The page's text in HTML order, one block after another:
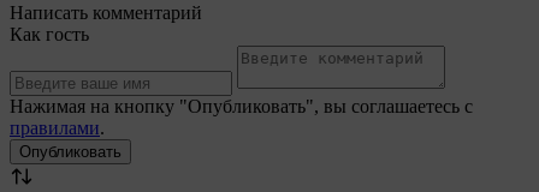
Написать комментарий
Как гость
Нажимая на кнопку "Опубликовать", вы соглашаетесь с
правилами.